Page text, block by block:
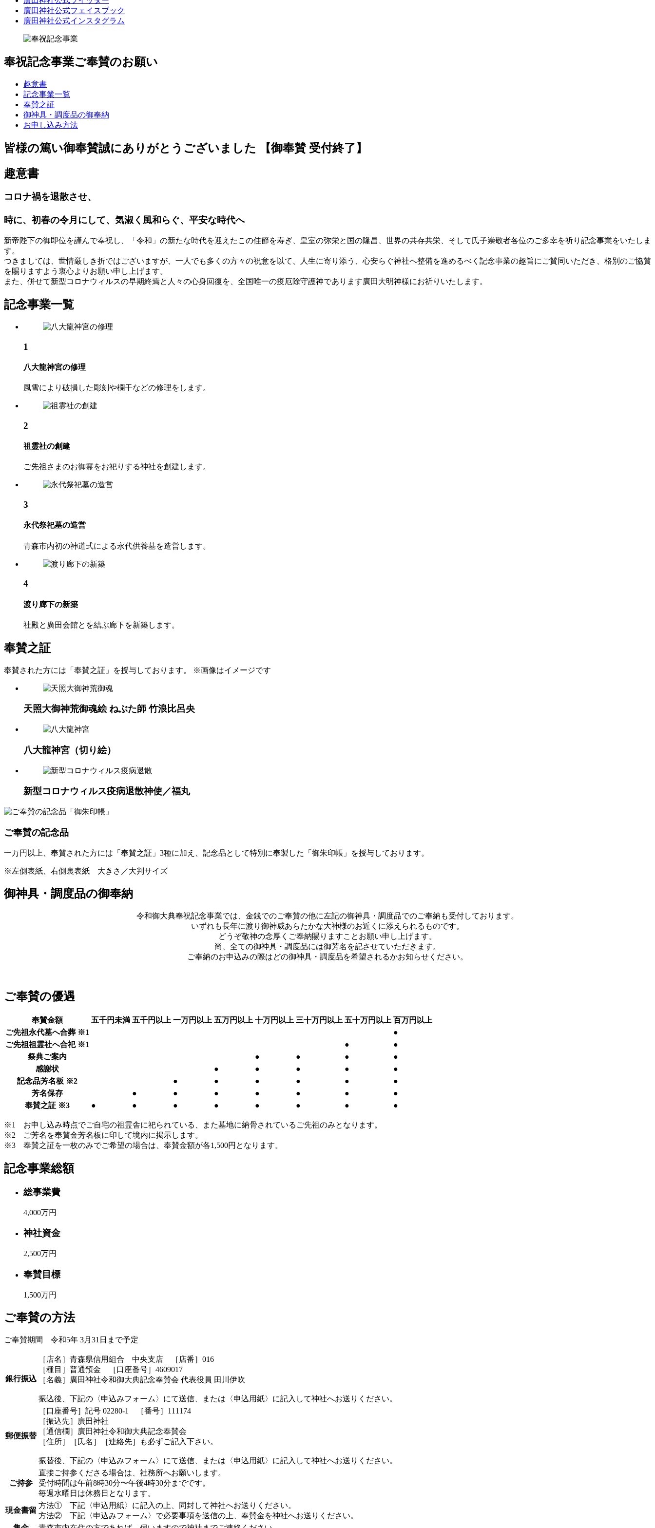
廣田神社公式フェイスブック
廣田神社公式インスタグラム
奉祝記念事業ご奉賛のお願い
趣意書
記念事業一覧
奉賛之証
御神具・調度品の御奉納
お申し込み方法
皆様の篤い御奉賛誠にありがとうございました
【御奉賛 受付終了】
趣意書
コロナ禍を退散させ、
時に、初春の令月にして、気淑く風和らぐ、平安な時代へ
新帝陛下の御即位を謹んで奉祝し、「令和」の新たな時代を迎えたこの佳節を寿ぎ、皇室の弥栄と国の隆昌、世界の共存共栄、そして氏子崇敬者各位のご多幸を祈り記念事業をいたしま
す。
つきましては、世情厳しき折ではございますが、一人でも多くの方々の祝意を以て、人生に寄り添う、心安らぐ神社へ整備を進めるべく記念事業の趣旨にご賛同いただき、格別のご協賛
を賜りますよう衷心よりお願い申し上げます。
また、併せて新型コロナウィルスの早期終焉と人々の心身回復を、全国唯一の疫厄除守護神であります廣田大明神様にお祈りいたします。
記念事業一覧
1
八大龍神宮の修理
風雪により破損した彫刻や欄干などの修理をします。
2
祖霊社の創建
ご先祖さまのお御霊をお祀りする神社を創建します。
3
永代祭祀墓の造営
青森市内初の神道式による永代供養墓を造営します。
4
渡り廊下の新築
社殿と廣田会館とを結ぶ廊下を新築します。
奉賛之証
奉賛された方には「奉賛之証」を授与しております。 ※画像はイメージです
天照大御神荒御魂絵 ねぶた師 竹浪比呂央
八大龍神宮 （切り絵）
新型コロナウィルス疫病退散神使／福丸
ご奉賛の記念品
一万円以上、奉賛された方には「奉賛之証」3種に加え、記念品として特別に奉製した「御朱印帳」を授与しております。
※左側表紙、右側裏表紙 大きさ／大判サイズ
御神具・調度品の御奉納
令和御大典奉祝記念事業では、金銭でのご奉賛の他に左記の御神具・調度品でのご奉納も受付しております。
いずれも長年に渡り御神威あらたかな大神様のお近くに添えられるものです。
どうぞ敬神の念厚くご奉納賜りますことお願い申し上げます。
尚、全ての御神具・調度品には御芳名を記させていただきます。
ご奉納のお申込みの際はどの御神具・調度品を希望されるかお知らせください。
ご奉賛の優遇
奉賛金額 五千円未満 五千円以上 一万円以上 五万円以上 十万円以上 三十万円以上 五十万円以上 百万円以上
ご先祖永代墓へ合葬 ※1
●
ご先祖祖霊社へ合祀 ※1
●
●
祭典ご案内
● ● ●
●
感謝状
● ● ● ●
●
記念品芳名板 ※2
● ● ● ● ●
●
芳名保存
● ● ● ● ● ●
●
奉賛之証 ※3
● ● ● ● ● ● ● ●
※1 お申し込み時点でご自宅の祖霊舎に祀られている、また墓地に納骨されているご先祖のみとなります。
※2 ご芳名を奉賛金芳名板に印して境内に掲示します。
※3 奉賛之証を一枚のみでご希望の場合は、奉賛金額が各1,500円となります。
記念事業総額
総事業費
4,000万円
神社資金
2,500万円
奉賛目標
1,500万円
ご奉賛の方法
ご奉賛期間 令和5年 3月31日まで予定
銀行振込
［店名］青森県信用組合 中央支店 ［店番］016
［種目］普通預金 ［口座番号］4609017
［名義］廣田神社令和御大典記念奉賛会 代表役員 田川伊吹
振込後、下記の〈申込みフォーム〉にて送信、または〈申込用紙〉に記入して神社へお送りください。
郵便振替
［口座番号］記号 02280-1 ［番号］111174
［振込先］廣田神社
［通信欄］廣田神社令和御大典記念奉賛会
［住所］［氏名］［連絡先］も必ずご記入下さい。
振替後、下記の〈申込みフォーム〉にて送信、または〈申込用紙〉に記入して神社へお送りください。
ご持参
直接ご持参くださる場合は、社務所へお願いします。
受付時間は午前8時30分〜午後4時30分までです。
毎週水曜日は休務日となります。
現金書留
方法① 下記〈申込用紙〉に記入の上、同封して神社へお送りください。
方法② 下記〈申込みフォーム〉で必要事項を送信の上、奉賛金を神社へお送りください。